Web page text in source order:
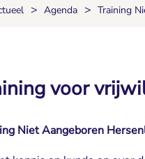
> Agenda > Training
voor
Niet Aangeboren